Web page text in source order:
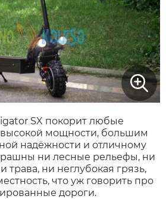
SX покорит любые
высокой мощности, большим
надёжности и отличному
ни лесные рельефы, ни
трава, ни неглубокая грязь,
что уж говорить про
дороги.